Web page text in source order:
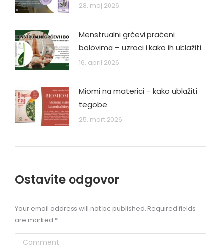
28. maj 2026.
Menstrualni grčevi praćeni
bolovima – uzroci i kako ih ublažiti
16. april 2026.
Miomi na materici – kako ublažiti
tegobe
25. mart 2026.
Ostavite odgovor
Your email address will not be published. Required fields
are marked *
Comment